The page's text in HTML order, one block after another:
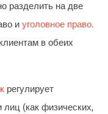
разделить на две
и уголовное право.
в обеих
регулирует
(как физических,